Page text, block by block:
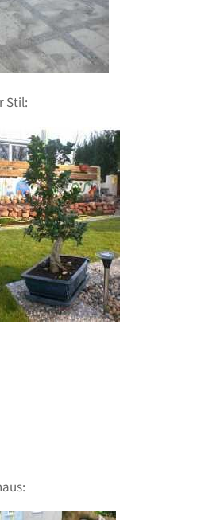
Stil: